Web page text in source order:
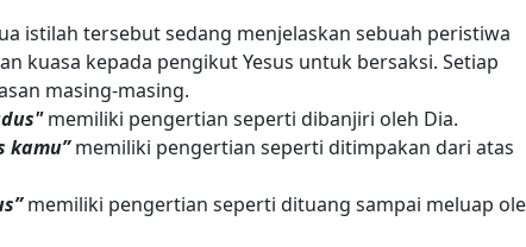
istilah tersebut sedang menjelaskan sebuah peristiwa
kuasa kepada pengikut Yesus untuk bersaksi. Setiap
masing-masing.
memiliki pengertian seperti dibanjiri oleh Dia.
kamu”memiliki pengertian seperti ditimpakan dari atas
memiliki pengertian seperti dituang sampai meluap